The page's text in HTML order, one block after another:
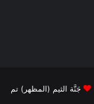
جَنَّة الثيم (المظهر) تم